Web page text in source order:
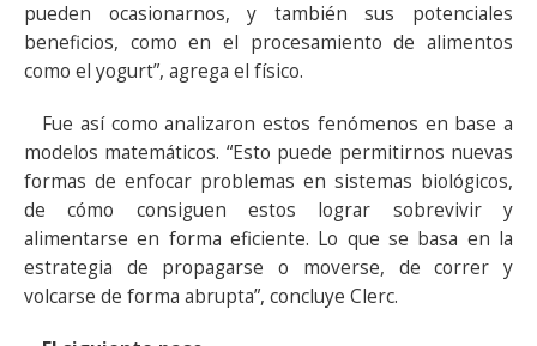
pueden ocasionarnos, y también sus potenciales
beneficios, como en el procesamiento de alimentos
como el yogurt”, agrega el físico.
Fue así como analizaron estos fenómenos en base a
modelos matemáticos. “Esto puede permitirnos nuevas
formas de enfocar problemas en sistemas biológicos,
de cómo consiguen estos lograr sobrevivir y
alimentarse en forma eficiente. Lo que se basa en la
estrategia de propagarse o moverse, de correr y
volcarse de forma abrupta”, concluye Clerc.